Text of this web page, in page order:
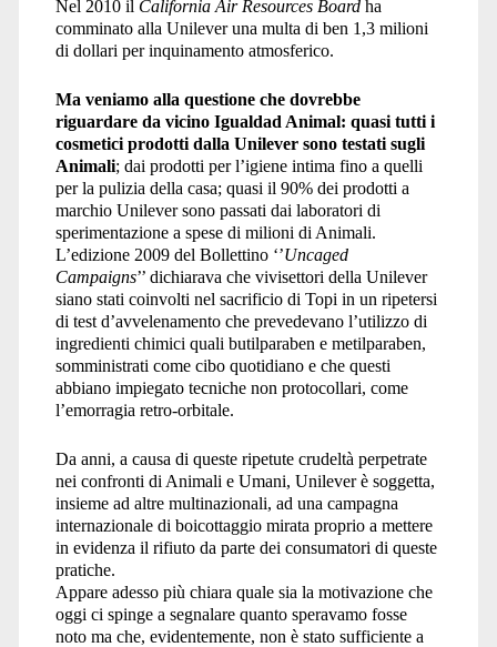
Nel 2010 il California Air Resources Boardha
comminato alla Unilever una multa di ben 1,3 milioni
di dollari per inquinamento atmosferico.
Ma veniamo alla questione che dovrebbe
riguardare da vicino Igualdad Animal: quasi tutti i
cosmetici prodotti dalla Unilever sono testati sugli
Animali; dai prodotti per l’igiene intima fino a quelli
per la pulizia della casa; quasi il 90% dei prodotti a
marchio Unilever sono passati dai laboratori di
sperimentazione a spese di milioni di Animali.
L’edizione 2009 del Bollettino ‘’Uncaged
Campaigns’’ dichiarava che vivisettori della Unilever
siano stati coinvolti nel sacrificio di Topi in un ripetersi
di test d’avvelenamento che prevedevano l’utilizzo di
ingredienti chimici quali butilparaben e metilparaben,
somministrati come cibo quotidiano e che questi
abbiano impiegato tecniche non protocollari, come
l’emorragia retro-orbitale.
Da anni, a causa di queste ripetute crudeltà perpetrate
nei confronti di Animali e Umani, Unilever è soggetta,
insieme ad altre multinazionali, ad una campagna
internazionale di boicottaggio mirata proprio a mettere
in evidenza il rifiuto da parte dei consumatori di queste
pratiche.
Appare adesso più chiara quale sia la motivazione che
oggi ci spinge a segnalare quanto speravamo fosse
noto ma che, evidentemente, non è stato sufficiente a